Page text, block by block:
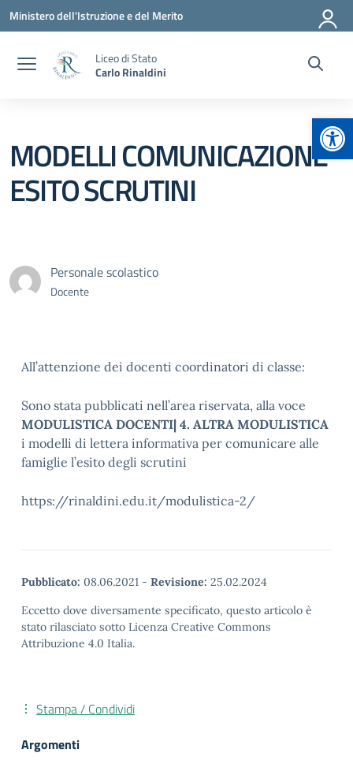
Vai ai contenuti
Vai al menu di navigazione
Vai al footer
Ministero dell'Istruzione e del Merito
Liceo di Stato
Carlo Rinaldini
MODELLI COMUNICAZIONE
ESITO SCRUTINI
Personale scolastico
Docente
All’attenzione dei docenti coordinatori di classe:
Sono stata pubblicati nell’area riservata, alla voce
MODULISTICA DOCENTI| 4. ALTRA MODULISTICA
i modelli di lettera informativa per comunicare alle
famiglie l’esito degli scrutini
https://rinaldini.edu.it/modulistica-2/
Pubblicato: 08.06.2021 - Revisione: 25.02.2024
Eccetto dove diversamente specificato, questo articolo è
stato rilasciato sotto Licenza Creative Commons
Attribuzione 4.0 Italia.
Stampa / Condividi
Argomenti